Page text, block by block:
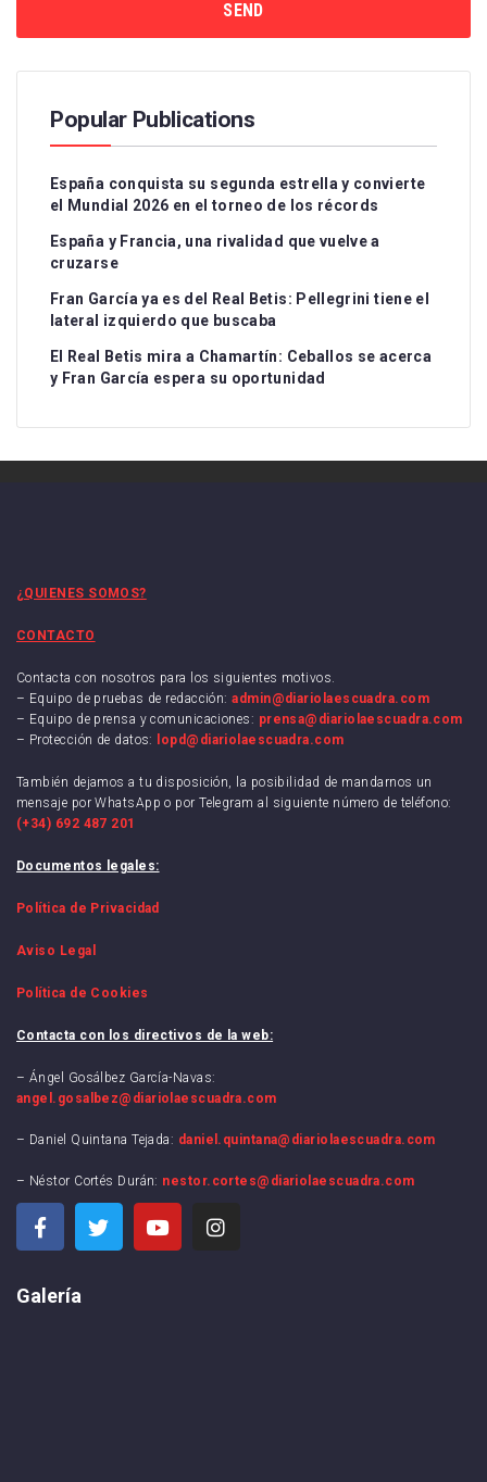
Popular Publications
España conquista su segunda estrella y convierte
el Mundial 2026 en el torneo de los récords
España y Francia, una rivalidad que vuelve a
cruzarse
Fran García ya es del Real Betis: Pellegrini tiene el
lateral izquierdo que buscaba
El Real Betis mira a Chamartín: Ceballos se acerca
y Fran García espera su oportunidad
¿QUIENES SOMOS?
CONTACTO
Contacta con nosotros para los siguientes motivos.
– Equipo de pruebas de redacción:admin@diariolaescuadra.com
– Equipo de prensa y comunicaciones: prensa@diariolaescuadra.com
– Protección de datos:
lopd@diariolaescuadra.com
También dejamos a tu disposición, la posibilidad de mandarnos un
mensaje por WhatsApp o por Telegram al siguiente número de teléfono:
(+34) 692 487 201
Documentos legales:
Política de Privacidad
Aviso Legal
Política de Cookies
Contacta con los directivos de la web:
– Ángel Gosálbez García-Navas:
angel.gosalbez@diariolaescuadra.com
– Daniel Quintana Tejada: daniel.quintana@diariolaescuadra.com
– Néstor Cortés Durán: nestor.cortes@diariolaescuadra.com
Galería